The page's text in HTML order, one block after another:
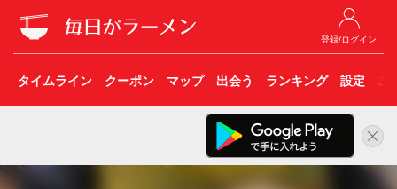
登録/ログイン
タイムライン クーポン マップ 出会う ランキング 設定 こ